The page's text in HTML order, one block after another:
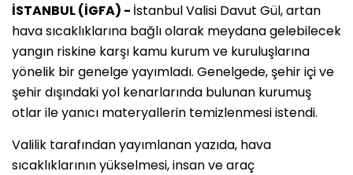
İSTANBUL (İGFA) - İstanbul Valisi Davut Gül, artan
hava sıcaklıklarına bağlı olarak meydana gelebilecek
yangın riskine karşı kamu kurum ve kuruluşlarına
yönelik bir genelge yayımladı. Genelgede, şehir içi ve
şehir dışındaki yol kenarlarında bulunan kurumuş
otlar ile yanıcı materyallerin temizlenmesi istendi.
Valilik tarafından yayımlanan yazıda, hava
sıcaklıklarının yükselmesi, insan ve araç